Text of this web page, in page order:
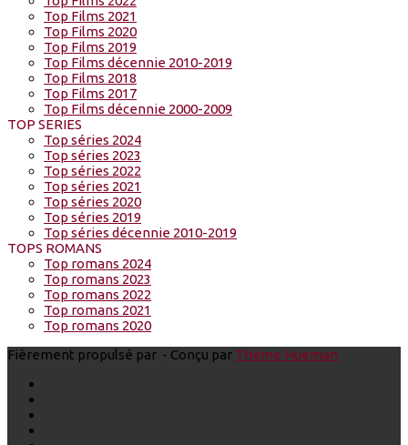
Top Films 2021
Top Films 2020
Top Films 2019
Top Films décennie 2010-2019
Top Films 2018
Top Films 2017
Top Films décennie 2000-2009
TOP SERIES
Top séries 2024
Top séries 2023
Top séries 2022
Top séries 2021
Top séries 2020
Top séries 2019
Top séries décennie 2010-2019
TOPS ROMANS
Top romans 2024
Top romans 2023
Top romans 2022
Top romans 2021
Top romans 2020
Fièrement propulsé par - Conçu par Thème Hueman